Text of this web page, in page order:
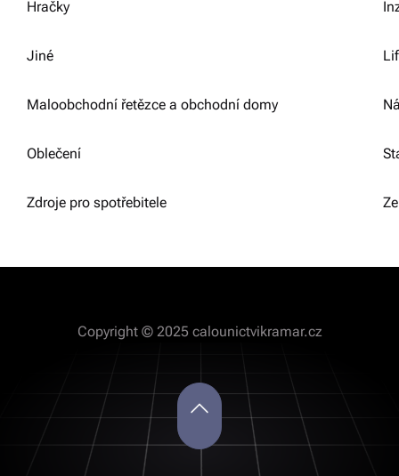
Hračky
Jiné
Maloobchodní řetězce a obchodní domy
Oblečení
Zdroje pro spotřebitele
Copyright © 2025 calounictvikramar.cz